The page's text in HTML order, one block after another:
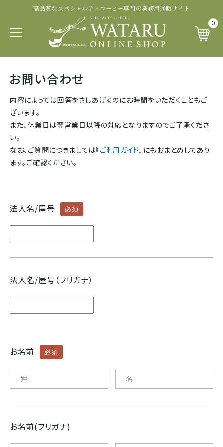
高品質なスペシャルティコーヒー専門の業務用通販サイト
0
お問い合わせ
内容によっては回答をさしあげるのにお時間をいただくこともご
ざいます。
また、休業日は翌営業日以降の対応となりますのでご了承くださ
い。
なお、ご質問につきましては『ご利用ガイド』にもおまとめしてあり
ます。ご確認ください。
法人名/屋号 必須
法人名/屋号（フリガナ）
お名前 必須
お名前(フリガナ)
品種から探す
ティピカ
ブルボン
ジャパニカ
カトゥアイ
モカ系
その他希少種
生産国から探す
イエメン
エチオピア
タンザニア
ルワンダ
CENTRAL AMERICA
メキシコ
グアテマラ
コスタリカ
ニカラグア
商品ランクから探す
トップスペシャルティ
スペシャルティコーヒー
プレミアムコーヒー
生産処理から探す
パルプドナチュラル
ナチュラル
ハニープロセス
アナエロビック系プロセス
ドライハル
その他独自プロセス
認証・その他から探す
フェアトレード認証
レインフォレスト・アライアンス認証
その他の認証
ナショナル・ウィナー
プライベートオークション
ソーシャルプロジェクト